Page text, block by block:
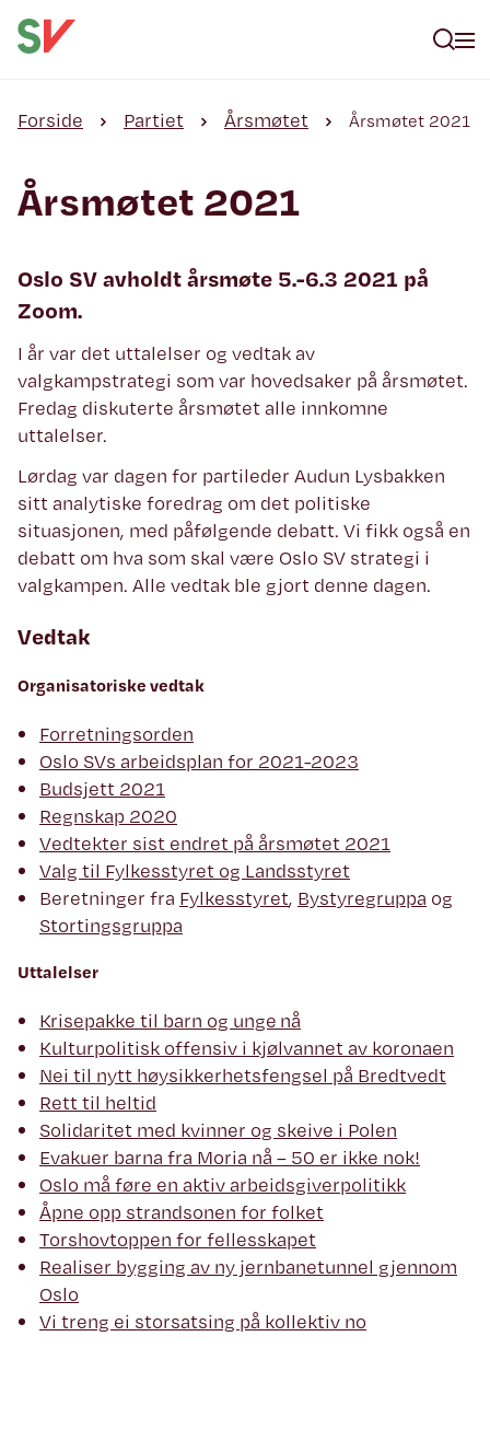
Forside Partiet Årsmøtet Årsmøtet 2021
Årsmøtet 2021
Oslo SV avholdt årsmøte 5.-6.3 2021 på
Zoom.
I år var det uttalelser og vedtak av
valgkampstrategi som var hovedsaker på årsmøtet.
Fredag diskuterte årsmøtet alle innkomne
uttalelser.
Lørdag var dagen for partileder Audun Lysbakken
sitt analytiske foredrag om det politiske
situasjonen, med påfølgende debatt. Vi fikk også en
debatt om hva som skal være Oslo SV strategi i
valgkampen. Alle vedtak ble gjort denne dagen.
Vedtak
Organisatoriske vedtak
Forretningsorden
Oslo SVs arbeidsplan for 2021-2023
Budsjett 2021
Regnskap 2020
Vedtekter sist endret på årsmøtet 2021
Valg til Fylkesstyret og Landsstyret
Beretninger fra Fylkesstyret, Bystyregruppa og
Stortingsgruppa
Uttalelser
Krisepakke til barn og unge nå
Kulturpolitisk offensiv i kjølvannet av koronaen
Nei til nytt høysikkerhetsfengsel på Bredtvedt
Rett til heltid
Solidaritet med kvinner og skeive i Polen
Evakuer barna fra Moria nå – 50 er ikke nok!
Oslo må føre en aktiv arbeidsgiverpolitikk
Åpne opp strandsonen for folket
Torshovtoppen for fellesskapet
Realiser bygging av ny jernbanetunnel gjennom
Oslo
Vi treng ei storsatsing på kollektiv no